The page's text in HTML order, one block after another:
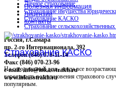
Личное страхование
Страхование имущества
Страхование КАСКО
Страхование
Россия, г.Самара
пр. 2-го Интернационала, 392
Телефон (846) 070-11-14
Факс (846) 070-23-96
e-mail: info@inkasstrakh.ru
www.inkasstrakh.ru
Полезная информация
Лицензии
Контакты
Страхование КАСКО
На сегодняшний день, когда все
вероятность возникновения страхового
популярным.